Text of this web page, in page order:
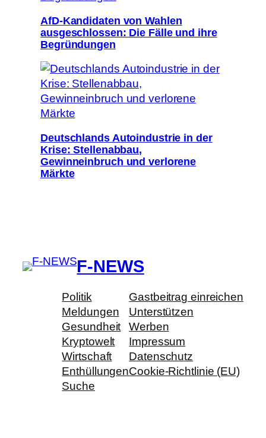
AfD-Kandidaten von Wahlen
ausgeschlossen: Die Fälle und ihre
Begründungen
Deutschlands Autoindustrie in der
Krise: Stellenabbau,
Gewinneinbruch und verlorene
Märkte
F-NEWS
Politik
Meldungen
Gesundheit
Kryptowelt
Wirtschaft
Enthüllungen
Suche
Gastbeitrag einreichen
Unterstützen
Werben
Impressum
Datenschutz
Cookie-Richtlinie (EU)